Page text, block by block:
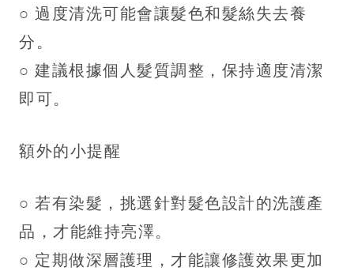
○ 過度清洗可能會讓髮色和髮絲失去養
分。
○ 建議根據個人髮質調整，保持適度清潔
即可。
額外的小提醒
○ 若有染髮，挑選針對髮色設計的洗護產
品，才能維持亮澤。
○ 定期做深層護理，才能讓修護效果更加